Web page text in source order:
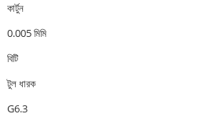
কার্টুন
0.005 মিমি
বিটি
টুল ধারক
G6.3